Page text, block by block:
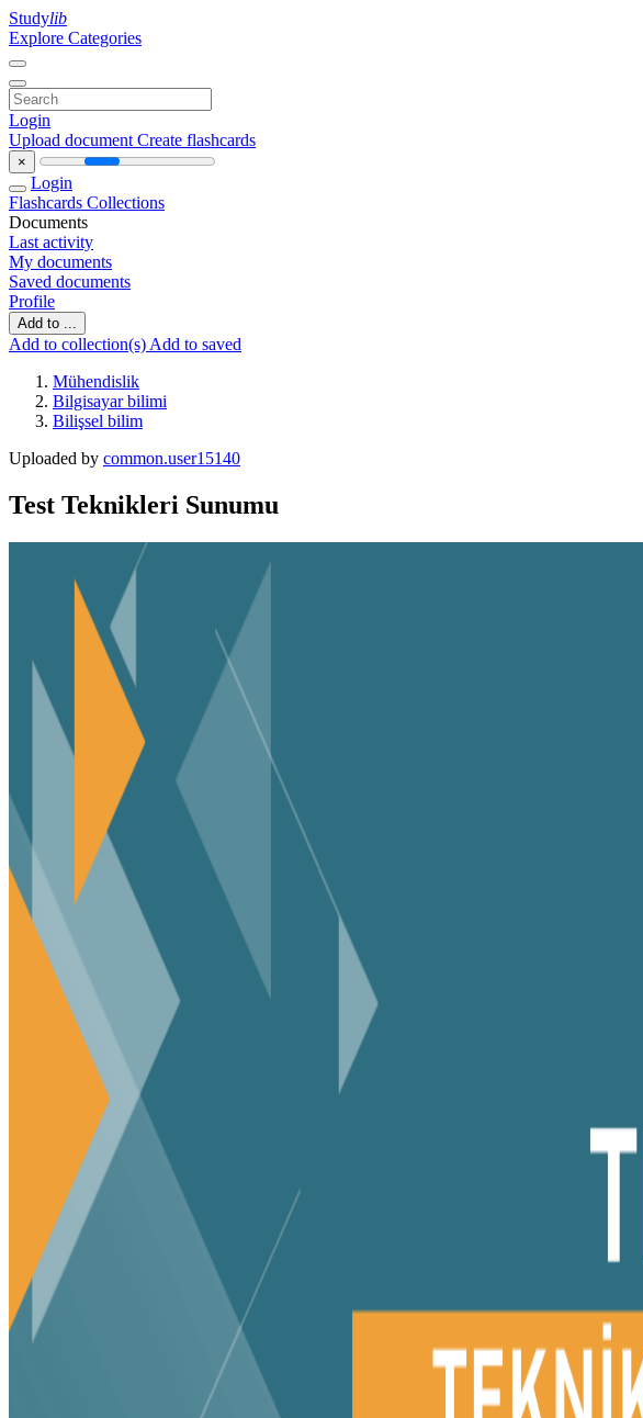
Studylib
Explore Categories
Login
Upload document Create flashcards
×
Login
Flashcards Collections
Documents
Last activity
My documents
Saved documents
Profile
Add to ...
Add to collection(s) Add to saved
Mühendislik
Bilgisayar bilimi
Bilişsel bilim
Uploaded by common.user15140
Test Teknikleri Sunumu